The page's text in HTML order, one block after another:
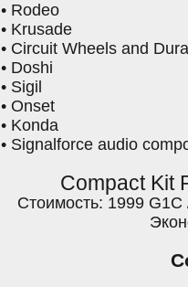
• Rodeo
• Krusade
• Circuit Wheels and
• Doshi
• Sigil
• Onset
• Konda
• Signalforce audio
Compact Kit
Стоимость: 1999